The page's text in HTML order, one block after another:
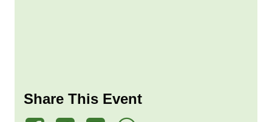
Share This Event